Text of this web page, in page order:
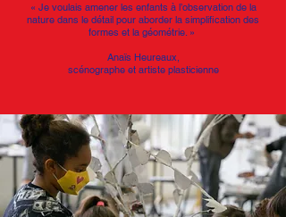
« Je voulais amener les enfants à l’observation de la
nature dans le détail pour aborder la simplification des
formes et la géométrie. »
Anaïs Heureaux,
scénographe et artiste plasticienne